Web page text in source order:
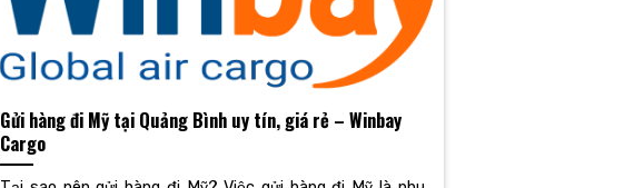
Gửi hàng đi Mỹ tại Quảng Bình uy tín, giá rẻ – Winbay
Cargo